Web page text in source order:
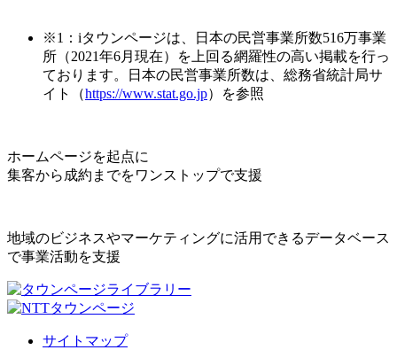
※1：iタウンページは、日本の民営事業所数516万事業
所（2021年6月現在）を上回る網羅性の高い掲載を行っ
ております。日本の民営事業所数は、総務省統計局サ
イト（https://www.stat.go.jp）を参照
ホームページを起点に
集客から成約までをワンストップで支援
地域のビジネスやマーケティングに活用できるデータベース
で事業活動を支援
サイトマップ